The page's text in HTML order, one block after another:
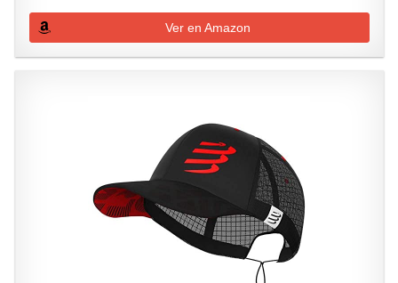
Ver en Amazon